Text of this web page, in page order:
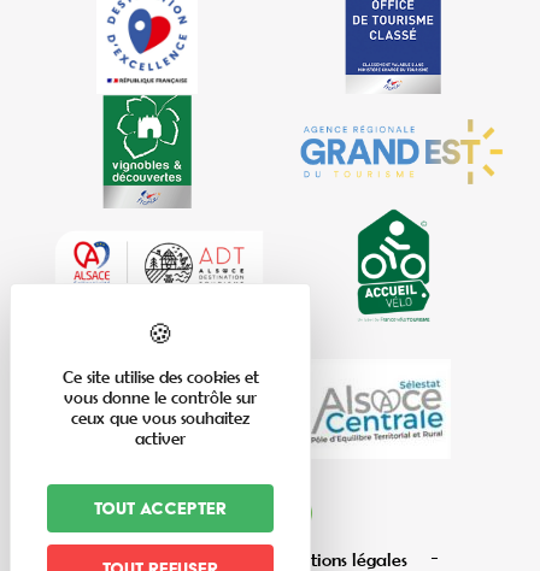
Plan du site Mentions légales
Ce site utilise des cookies et
vous donne le contrôle sur
ceux que vous souhaitez
activer
Tout accepter